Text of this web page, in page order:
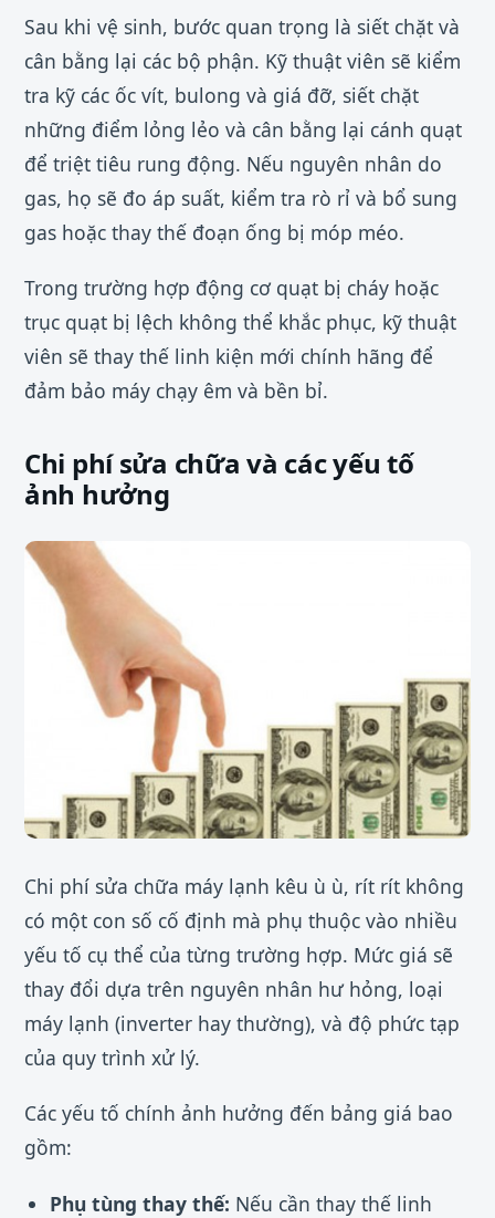
Sau khi vệ sinh, bước quan trọng là siết chặt và
cân bằng lại các bộ phận. Kỹ thuật viên sẽ kiểm
tra kỹ các ốc vít, bulong và giá đỡ, siết chặt
những điểm lỏng lẻo và cân bằng lại cánh quạt
để triệt tiêu rung động. Nếu nguyên nhân do
gas, họ sẽ đo áp suất, kiểm tra rò rỉ và bổ sung
gas hoặc thay thế đoạn ống bị móp méo.
Trong trường hợp động cơ quạt bị cháy hoặc
trục quạt bị lệch không thể khắc phục, kỹ thuật
viên sẽ thay thế linh kiện mới chính hãng để
đảm bảo máy chạy êm và bền bỉ.
Chi phí sửa chữa và các yếu tố
ảnh hưởng
Chi phí sửa chữa máy lạnh kêu ù ù, rít rít không
có một con số cố định mà phụ thuộc vào nhiều
yếu tố cụ thể của từng trường hợp. Mức giá sẽ
thay đổi dựa trên nguyên nhân hư hỏng, loại
máy lạnh (inverter hay thường), và độ phức tạp
của quy trình xử lý.
Các yếu tố chính ảnh hưởng đến bảng giá bao
gồm:
Phụ tùng thay thế: Nếu cần thay thế linh